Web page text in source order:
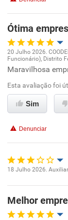
Recomenda
Recomenda
Ótima
Oportunidade de
Ambiente de
Conciliação com
Recomenda
20 Julho 2026.
Funcionário), Distrito
Maravilhosa
Esta avaliação foi
Sim
Denunciar
Ambiente de
18 Julho 2026.
Melhor